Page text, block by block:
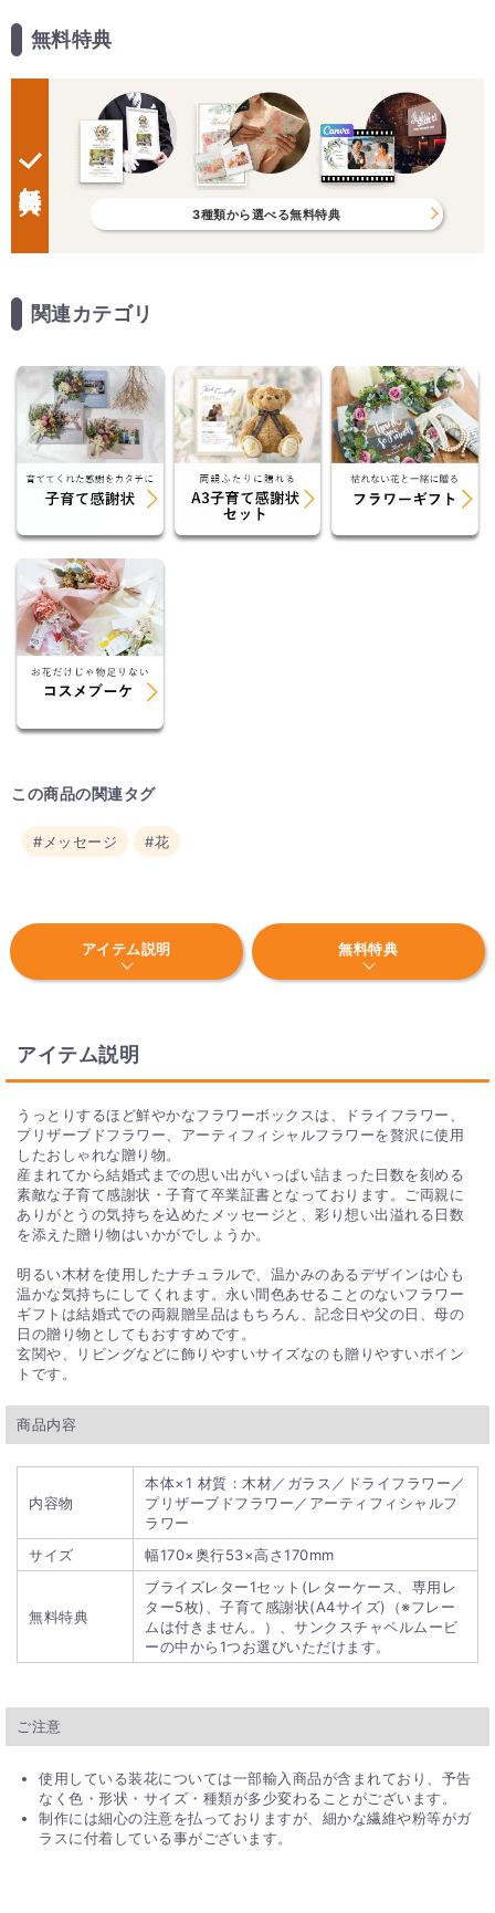
無料特典
3種類から選べる無料特典
関連カテゴリ
この商品の関連タグ
#メッセージ #花
アイテム説明 無料特典
アイテム説明
うっとりするほど鮮やかなフラワーボックスは、ドライフラワー、
プリザーブドフラワー、アーティフィシャルフラワーを贅沢に使用
したおしゃれな贈り物。
産まれてから結婚式までの思い出がいっぱい詰まった日数を刻める
素敵な子育て感謝状・子育て卒業証書となっております。ご両親に
ありがとうの気持ちを込めたメッセージと、彩り想い出溢れる日数
を添えた贈り物はいかがでしょうか。
明るい木材を使用したナチュラルで、温かみのあるデザインは心も
温かな気持ちにしてくれます。永い間色あせることのないフラワー
ギフトは結婚式での両親贈呈品はもちろん、記念日や父の日、母の
日の贈り物としてもおすすめです。
玄関や、リビングなどに飾りやすいサイズなのも贈りやすいポイン
トです。
商品内容
内容物
本体×1 材質：木材／ガラス／ドライフラワー／
プリザーブドフラワー／アーティフィシャルフ
ラワー
サイズ
幅170×奥行53×高さ170mm
無料特典
ブライズレター1セット(レターケース、専用レ
ター5枚)、子育て感謝状(A4サイズ)（※フレー
ムは付きません。）、サンクスチャペルムービ
ーの中から1つお選びいただけます。
ご注意
使用している装花については一部輸入商品が含まれており、予告
なく色・形状・サイズ・種類が多少変わることがございます。
制作には細心の注意を払っておりますが、細かな繊維や粉等がガ
ラスに付着している事がございます。